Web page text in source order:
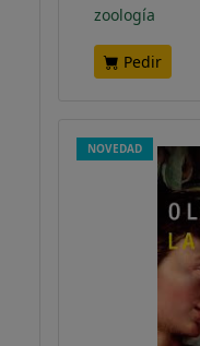
zoología
Pedir
NOVEDAD